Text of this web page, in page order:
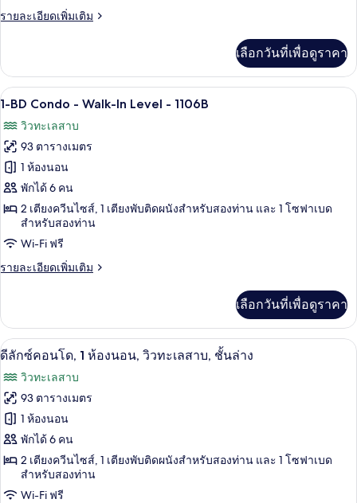
ห้อง
นอน,
วิว
ทะเลสาบ,
ชั้น
ล่าง
รายละเอียดเพิ่มเติม
ราย
เกี่ยว
กับ
ดี
ซ์
คอน
โด,
ห้อง
นอน,
วิว
ทะเลสาบ,
ชั้น
เลือกวันที่เพื่อดูราคา
เปิด
ภาพถ่าย
ทั้งหมด
ของ
1-
BD
Condo
-
Walk-
In
-
1106B
ผ้าม่านกันแสง, เตารีด/โต๊ะรีดผ้า, Wi-
11
1-BD Condo - Walk-In Level - 1106B
วิวทะเลสาบ
93 ตารางเมตร
1 ห้องนอน
พักได้ 6 คน
2 เตียงควีนไซส์, 1 เตียงพับติดผนังสำหรับสองท่าน และ 1 โซฟาเบด
สำหรับสองท่าน
Wi-Fi ฟรี
รายละเอียดเพิ่มเติม
ราย
เกี่ยว
กับ
1-
Condo
Walk-
In
Level
-
1106B
เลือกวันที่เพื่อดูราคา
เปิด
ภาพถ่าย
ทั้งหมด
ของ
ดี
ลัก
ซ์
สมาร์ททีวี 30 นิ้ว พร้อมช่องเคเบิล, ทีวี
14
ดีลักซ์คอนโด, 1 ห้องนอน, วิวทะเลสาบ, ชั้นล่าง
วิวทะเลสาบ
93 ตารางเมตร
1 ห้องนอน
พักได้ 6 คน
2 เตียงควีนไซส์, 1 เตียงพับติดผนังสำหรับสองท่าน และ 1 โซฟาเบด
สำหรับสองท่าน
Wi-Fi ฟรี